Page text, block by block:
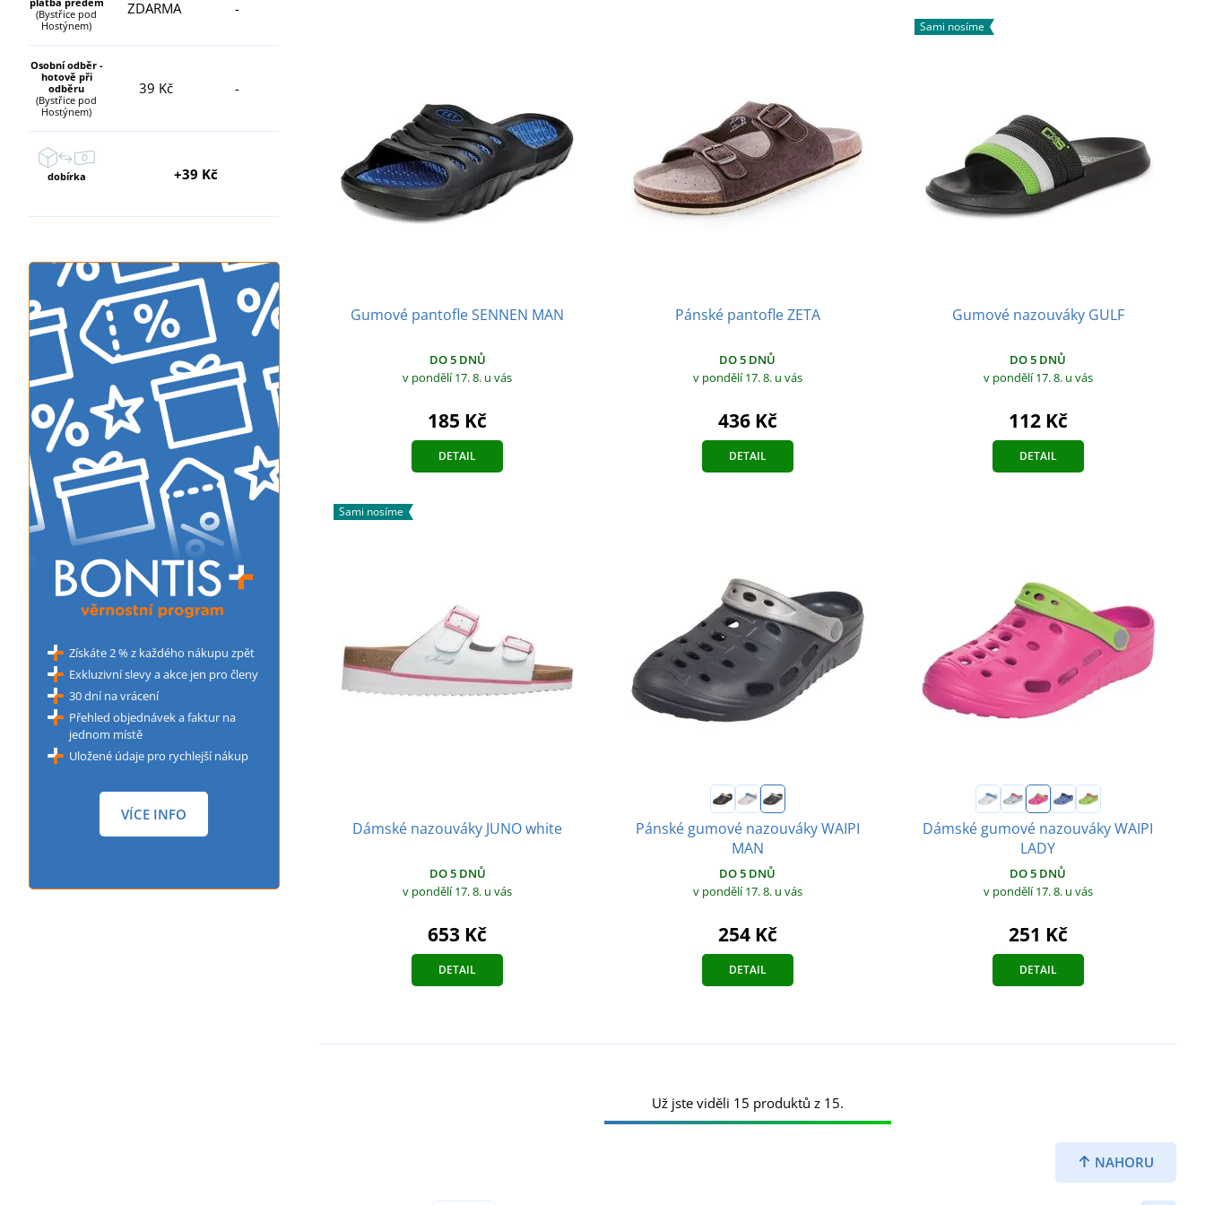
(Bystřice pod
Hostýnem)
ZDARMA -
Osobní odběr -
hotově při
odběru
(Bystřice pod
Hostýnem)
39 Kč -
dobírka +39 Kč
Získáte 2 % z každého nákupu zpět
Exkluzivní slevy a akce jen pro členy
30 dní na vrácení
Přehled objednávek a faktur na
jednom místě
Uložené údaje pro rychlejší nákup
VÍCE INFO
Gumové pantofle SENNEN MAN
DO 5 DNŮ
v pondělí 17. 8. u vás
185 Kč
DETAIL
Pánské pantofle ZETA
DO 5 DNŮ
v pondělí 17. 8. u vás
436 Kč
DETAIL
Sami nosíme
Gumové nazouváky GULF
DO 5 DNŮ
v pondělí 17. 8. u vás
112 Kč
DETAIL
Sami nosíme
Dámské nazouváky JUNO white
DO 5 DNŮ
v pondělí 17. 8. u vás
653 Kč
DETAIL
Pánské gumové nazouváky WAIPI
MAN
DO 5 DNŮ
v pondělí 17. 8. u vás
254 Kč
DETAIL
Dámské gumové nazouváky WAIPI
LADY
DO 5 DNŮ
v pondělí 17. 8. u vás
251 Kč
DETAIL
NAHORU
Už jste viděli 15 produktů z 15.